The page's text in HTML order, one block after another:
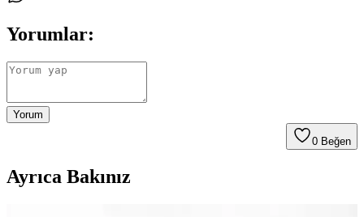
Yorumlar:
Yorum
0 Beğen
Ayrıca Bakınız